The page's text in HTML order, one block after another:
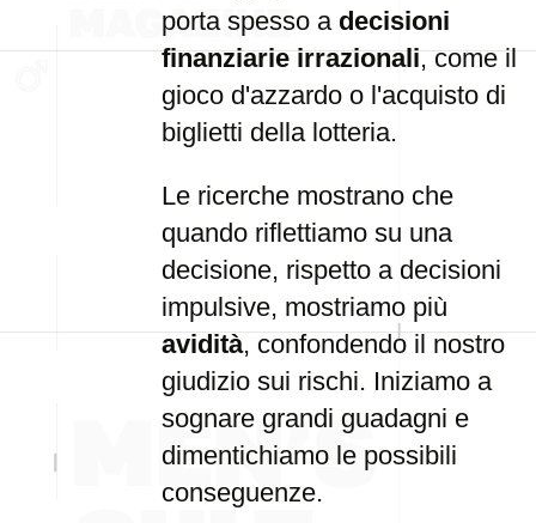
porta spesso a decisioni
finanziarie irrazionali, come il
gioco d'azzardo o l'acquisto di
biglietti della lotteria.
Le ricerche mostrano che
quando riflettiamo su una
decisione, rispetto a decisioni
impulsive, mostriamo più
avidità, confondendo il nostro
giudizio sui rischi. Iniziamo a
sognare grandi guadagni e
dimentichiamo le possibili
conseguenze.